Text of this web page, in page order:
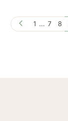
opgenomen
1 ... 7 8